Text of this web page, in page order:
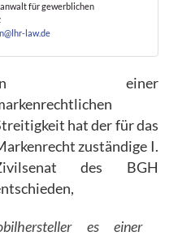
für gewerblichen
law.de
einer
hat der für das
zuständige I.
des BGH
es einer